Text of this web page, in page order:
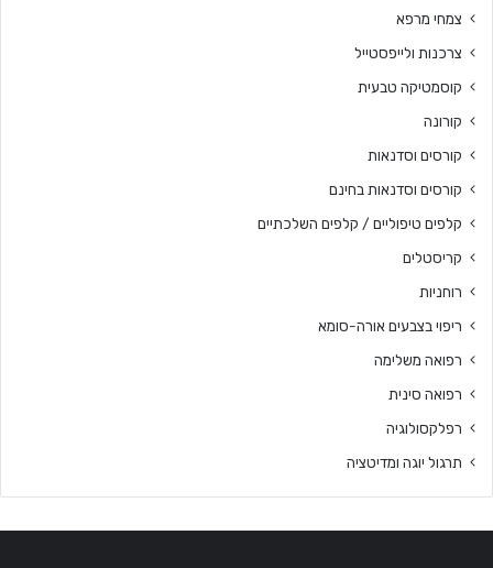
צמחי מרפא
צרכנות ולייפסטייל
קוסמטיקה טבעית
קורונה
קורסים וסדנאות
קורסים וסדנאות בחינם
קלפים טיפוליים / קלפים השלכתיים
קריסטלים
רוחניות
ריפוי בצבעים אורה-סומא
רפואה משלימה
רפואה סינית
רפלקסולוגיה
תרגול יוגה ומדיטציה